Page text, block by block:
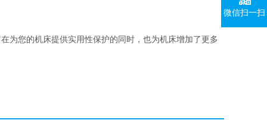
为您的机床提供实用性保护的同时，也为机床增加了更多
微信扫一扫